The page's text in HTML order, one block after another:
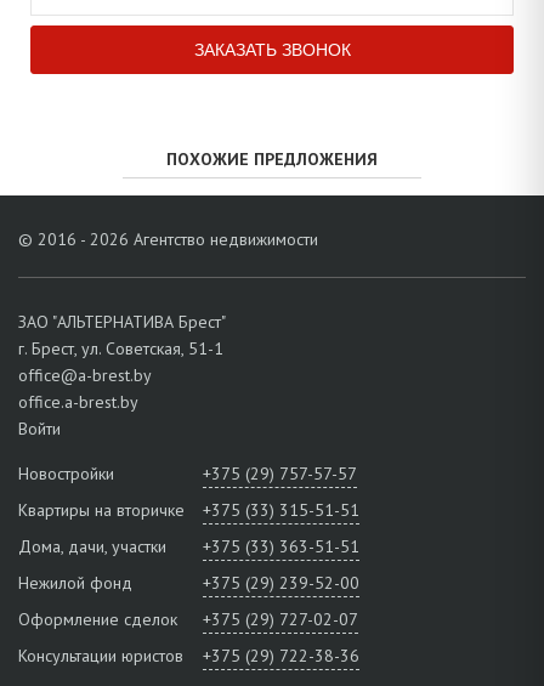
ПОХОЖИЕ ПРЕДЛОЖЕНИЯ
© 2016 - 2026 Агентство недвижимости
ЗАО "АЛЬТЕРНАТИВА Брест"
г. Брест, ул. Советская, 51-1
office@a-brest.by
office.a-brest.by
Войти
Новостройки
+375 (29) 757-57-57
Квартиры на вторичке
+375 (33) 315-51-51
Дома, дачи, участки
+375 (33) 363-51-51
Нежилой фонд
+375 (29) 239-52-00
Оформление сделок
+375 (29) 727-02-07
Консультации юристов
+375 (29) 722-38-36